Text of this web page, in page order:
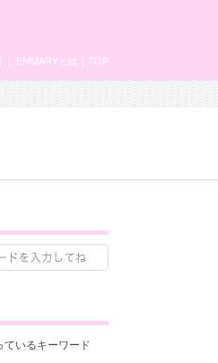
TOP
EMMARYとは
ているキーワード